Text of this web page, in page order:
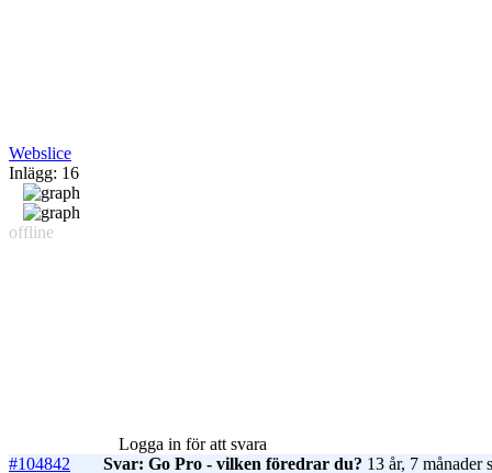
Webslice
Inlägg: 16
offline
Logga in för att svara
#104842
Svar: Go Pro - vilken föredrar du? 13 år, 7 månader